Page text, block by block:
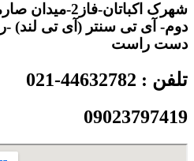
شهرک اکباتان-
دوم- آی تی سنتر (آی تی لند) -
دست راست
تلفن : 44632782-021
09023797419